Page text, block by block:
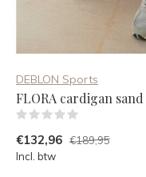
DEBLON Sports
FLORA cardigan
€132,96 €189,95
Incl. btw